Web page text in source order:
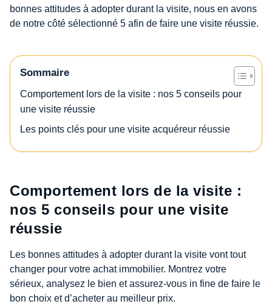
bonnes attitudes à adopter durant la visite, nous en avons
de notre côté sélectionné 5 afin de faire une visite réussie.
Sommaire
Comportement lors de la visite : nos 5 conseils pour
une visite réussie
Les points clés pour une visite acquéreur réussie
Comportement lors de la visite :
nos 5 conseils pour une visite
réussie
Les bonnes attitudes à adopter durant la visite vont tout
changer pour votre achat immobilier. Montrez votre
sérieux, analysez le bien et assurez-vous in fine de faire le
bon choix et d’acheter au meilleur prix.